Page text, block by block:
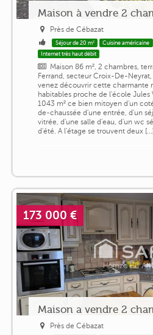
Maison à vendre 2
Près de Cébazat
Séjour de 20 m² Cuisine américaine
Internet très haut débit
Maison 86 m², 2 chambres,
Ferrand, secteur Croix-De-Neyrat,
venez découvrir cette charmante
habitables proche de l'école Jules
1043 m² ce bien mitoyen d'un
de-chaussée d'une entrée, d'un
vitrée, d'une salle d'eau, d'un wc
d'été. A l'étage se trouvent deux [...]
173 000 €
Maison a vendre 2
Près de Cébazat